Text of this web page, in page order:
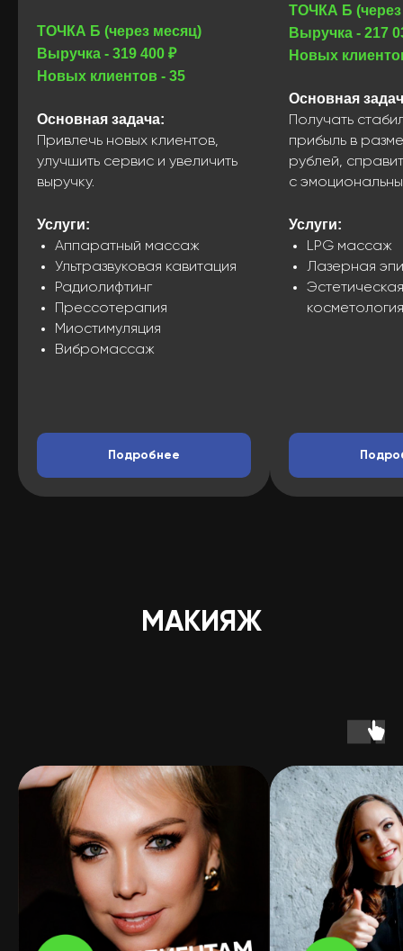
ТОЧКА Б (через месяц)
Выручка - 319 400 ₽
Новых клиентов - 35
Основная задача:
Привлечь новых клиентов,
улучшить сервис и увеличить
выручку.
Услуги:
Аппаратный массаж
Ультразвуковая кавитация
Радиолифтинг
Прессотерапия
Миостимуляция
Вибромассаж
Подробнее
ТОЧКА Б
Выручка - 217
Новых
Основная
Получать
прибыль в
рублей,
с
Услуги:
LPG массаж
Лазерная
Эстетическая
косметология
МАКИЯЖ